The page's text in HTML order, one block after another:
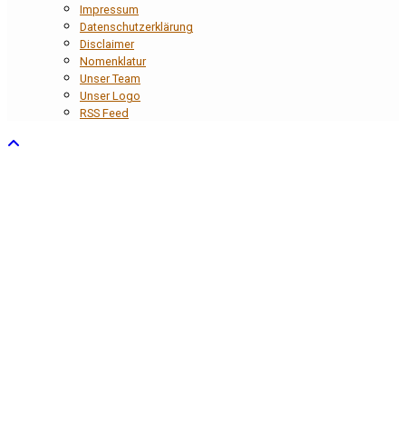
Impressum
Datenschutzerklärung
Disclaimer
Nomenklatur
Unser Team
Unser Logo
RSS Feed